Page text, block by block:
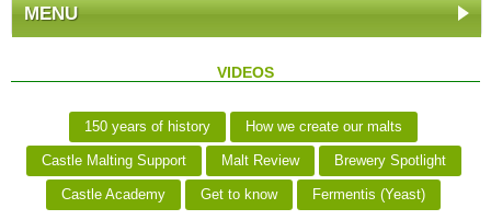
MENU
VIDEOS
150 years of history How we create our malts
Castle Malting Support Malt Review Brewery Spotlight
Castle Academy Get to know Fermentis (Yeast)